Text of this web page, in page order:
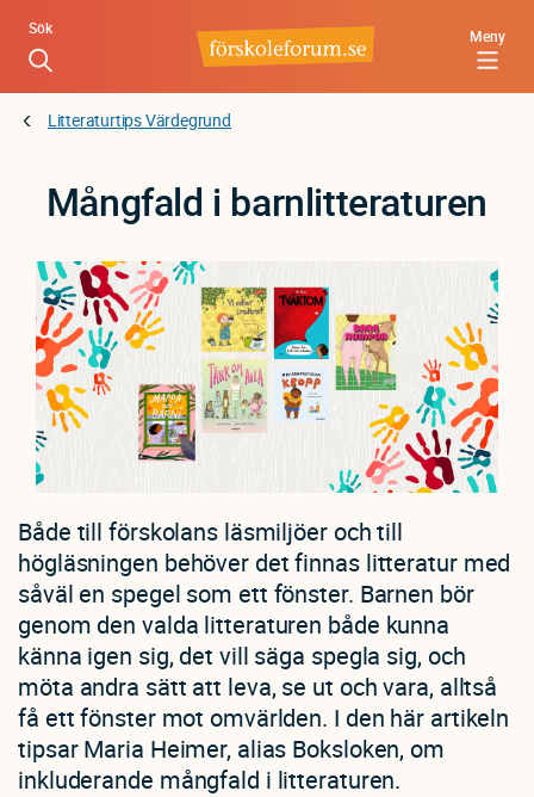
Hoppa
huvudinnehåll
Meny
Sök
Litteraturtips Värdegrund
Mångfald i barnlitteraturen
Både till förskolans läsmiljöer och till
högläsningen behöver det finnas litteratur med
såväl en spegel som ett fönster. Barnen bör
genom den valda litteraturen både kunna
känna igen sig, det vill säga spegla sig, och
möta andra sätt att leva, se ut och vara, alltså
få ett fönster mot omvärlden. I den här artikeln
tipsar Maria Heimer, alias Boksloken, om
inkluderande mångfald i litteraturen.